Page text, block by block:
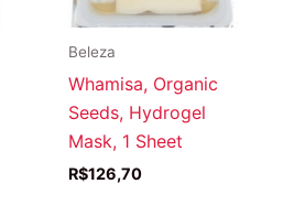
Beleza
Whamisa, Organic
Seeds, Hydrogel
Mask, 1 Sheet
R$126,70